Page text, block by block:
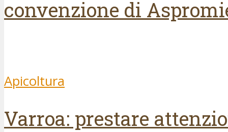
convenzione di
Apicoltura
Varroa: prestare